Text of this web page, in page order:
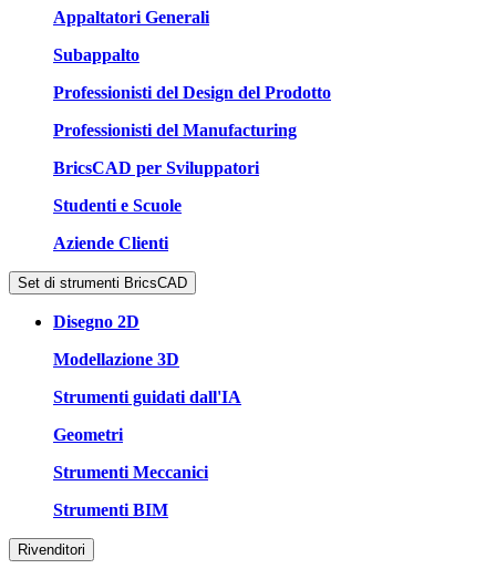
Appaltatori Generali
Subappalto
Professionisti del Design del Prodotto
Professionisti del Manufacturing
BricsCAD per Sviluppatori
Studenti e Scuole
Aziende Clienti
Set di strumenti BricsCAD
Disegno 2D
Modellazione 3D
Strumenti guidati dall'IA
Geometri
Strumenti Meccanici
Strumenti BIM
Rivenditori